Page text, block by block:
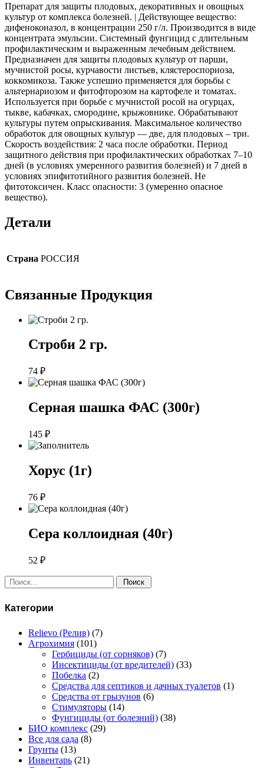
Препарат для защиты плодовых, декоративных и овощных
культур от комплекса болезней. | Действующее вещество:
дифеноконазол, в концентрации 250 г/л. Производится в виде
концентрата эмульсии. Системный фунгицид с длительным
профилактическим и выраженным лечебным действием.
Предназначен для защиты плодовых культур от парши,
мучнистой росы, курчавости листьев, клястероспориоза,
коккомикоза. Также успешно применяется для борьбы с
альтернариозом и фитофторозом на картофеле и томатах.
Используется при борьбе с мучнистой росой на огурцах,
тыкве, кабачках, смородине, крыжовнике. Обрабатывают
культуры путем опрыскивания. Максимальное количество
обработок для овощных культур — две, для плодовых – три.
Скорость воздействия: 2 часа после обработки. Период
защитного действия при профилактических обработках 7–10
дней (в условиях умеренного развития болезней) и 7 дней в
условиях эпифитотийного развития болезней. Не
фитотоксичен. Класс опасности: 3 (умеренно опасное
вещество).
Детали
Страна РОССИЯ
Связанные Продукция
Строби 2 гр.
74 ₽
Серная шашка ФАС (300г)
145 ₽
Хорус (1г)
76 ₽
Сера коллоидная (40г)
52 ₽
Поиск:
Категории
Relievo (Релив) (7)
Агрохимия (101)
Гербициды (от сорняков) (7)
Инсектициды (от вредителей) (33)
Побелка (2)
Средства для септиков и дачных туалетов (1)
Средства от грызунов (6)
Стимуляторы (14)
Фунгициды (от болезний) (38)
БИО комплекс (29)
Все для сада (8)
Грунты (13)
Инвентарь (21)